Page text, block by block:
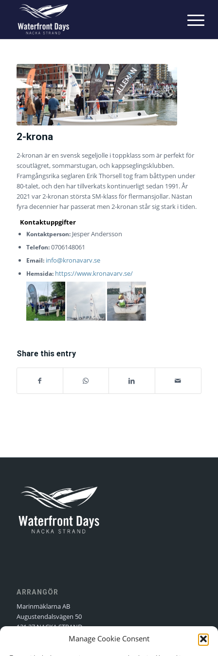
Manage Cookie Consent
2-krona
2-kronan är en svensk segeljolle i toppklass som är perfekt för
scoutlägret, sommarstugan, och kappseglingsklubben.
Framgångsrika seglaren Erik Thorsell tog fram båttypen under
80-talet, och den har tillverkats kontinuerligt sedan 1991. År
2021 var 2-kronan största SM-klass för flermansjollar. Nästan
fyra decennier har passerat men 2-kronan står sig stark i tiden.
Kontaktperson:Jesper Andersson
Telefon:0706148061
Email: info@kronavarv.se
Hemsida: https://www.kronavarv.se/
Share this entry
ARRANGÖR
Marinmäklarna AB
Augustendalsvägen 50
131 27 NACKA STRAND
Nellie Sjögren